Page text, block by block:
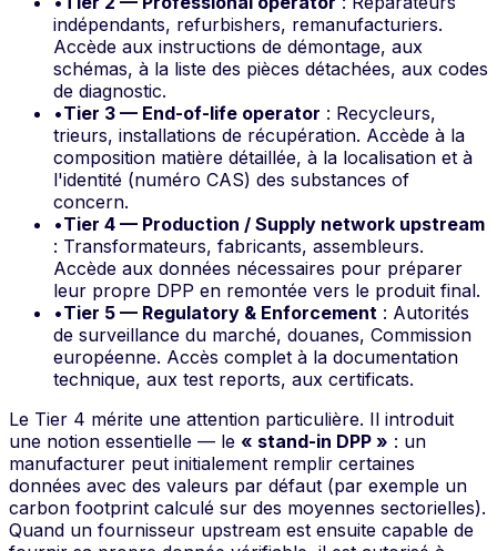
indépendants, refurbishers, remanufacturiers.
Accède aux instructions de démontage, aux
schémas, à la liste des pièces détachées, aux codes
de diagnostic.
•Tier 3 — End-of-life operator : Recycleurs,
trieurs, installations de récupération. Accède à la
composition matière détaillée, à la localisation et à
l'identité (numéro CAS) des substances of
concern.
•Tier 4 — Production / Supply network upstream
: Transformateurs, fabricants, assembleurs.
Accède aux données nécessaires pour préparer
leur propre DPP en remontée vers le produit final.
•Tier 5 — Regulatory & Enforcement : Autorités
de surveillance du marché, douanes, Commission
européenne. Accès complet à la documentation
technique, aux test reports, aux certificats.
Le Tier 4 mérite une attention particulière. Il introduit
une notion essentielle — le « stand-in DPP » : un
manufacturer peut initialement remplir certaines
données avec des valeurs par défaut (par exemple un
carbon footprint calculé sur des moyennes sectorielles).
Quand un fournisseur upstream est ensuite capable de